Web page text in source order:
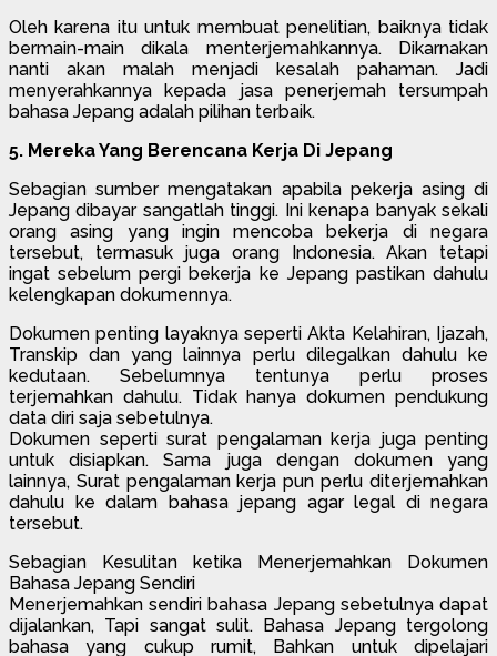
Oleh karena itu untuk membuat penelitian, baiknya tidak
bermain-main dikala menterjemahkannya. Dikarnakan
nanti akan malah menjadi kesalah pahaman. Jadi
menyerahkannya kepada jasa penerjemah tersumpah
bahasa Jepang adalah pilihan terbaik.
5. Mereka Yang Berencana Kerja Di Jepang
Sebagian sumber mengatakan apabila pekerja asing di
Jepang dibayar sangatlah tinggi. Ini kenapa banyak sekali
orang asing yang ingin mencoba bekerja di negara
tersebut, termasuk juga orang Indonesia. Akan tetapi
ingat sebelum pergi bekerja ke Jepang pastikan dahulu
kelengkapan dokumennya.
Dokumen penting layaknya seperti Akta Kelahiran, Ijazah,
Transkip dan yang lainnya perlu dilegalkan dahulu ke
kedutaan. Sebelumnya tentunya perlu proses
terjemahkan dahulu. Tidak hanya dokumen pendukung
data diri saja sebetulnya.
Dokumen seperti surat pengalaman kerja juga penting
untuk disiapkan. Sama juga dengan dokumen yang
lainnya, Surat pengalaman kerja pun perlu diterjemahkan
dahulu ke dalam bahasa jepang agar legal di negara
tersebut.
Sebagian Kesulitan ketika Menerjemahkan Dokumen
Bahasa Jepang Sendiri
Menerjemahkan sendiri bahasa Jepang sebetulnya dapat
dijalankan, Tapi sangat sulit. Bahasa Jepang tergolong
bahasa yang cukup rumit, Bahkan untuk dipelajari